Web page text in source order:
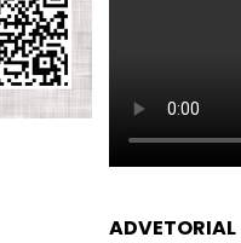
ADVETORIAL